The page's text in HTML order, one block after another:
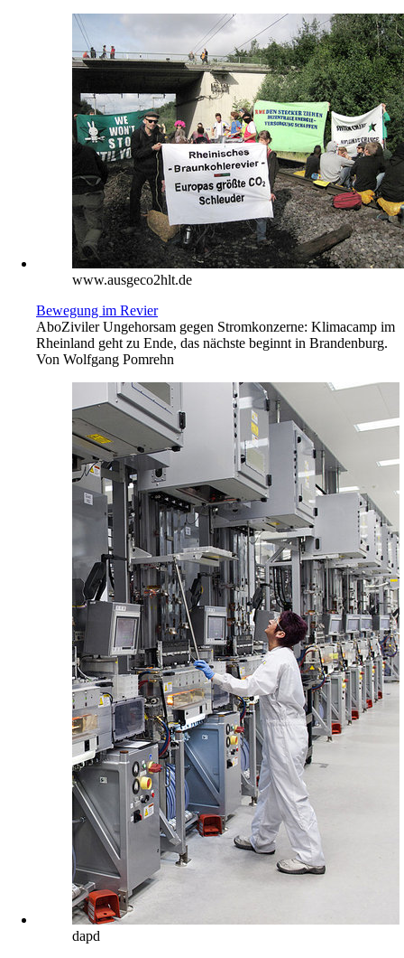
www.ausgeco2hlt.de
Bewegung im Revier
AboZiviler Ungehorsam gegen Stromkonzerne: Klimacamp im
Rheinland geht zu Ende, das nächste beginnt in Brandenburg.
Von Wolfgang Pomrehn
dapd